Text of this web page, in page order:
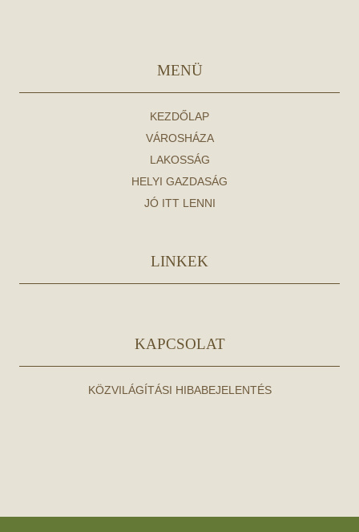
MENÜ
KEZDŐLAP
VÁROSHÁZA
LAKOSSÁG
HELYI GAZDASÁG
JÓ ITT LENNI
LINKEK
KAPCSOLAT
KÖZVILÁGÍTÁSI HIBABEJELENTÉS